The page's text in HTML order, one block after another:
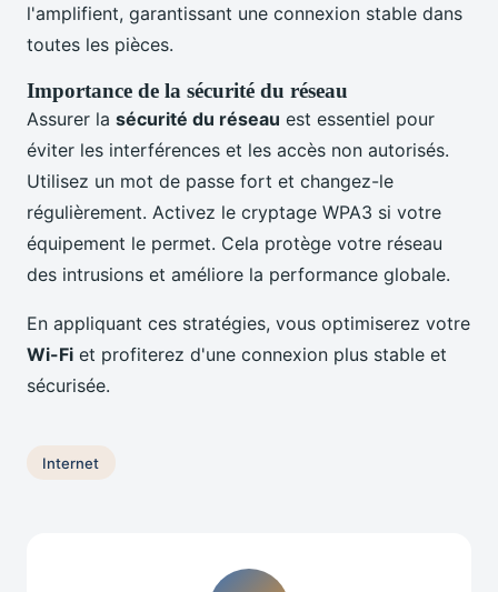
l'amplifient, garantissant une connexion stable dans
toutes les pièces.
Importance de la sécurité du réseau
Assurer la sécurité du réseau est essentiel pour
éviter les interférences et les accès non autorisés.
Utilisez un mot de passe fort et changez-le
régulièrement. Activez le cryptage WPA3 si votre
équipement le permet. Cela protège votre réseau
des intrusions et améliore la performance globale.
En appliquant ces stratégies, vous optimiserez votre
Wi-Fi et profiterez d'une connexion plus stable et
sécurisée.
Internet